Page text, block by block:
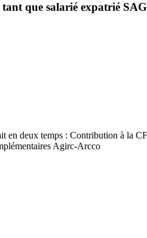
que salarié expatrié
en deux temps : Contribution à la
Agirc-Arcco